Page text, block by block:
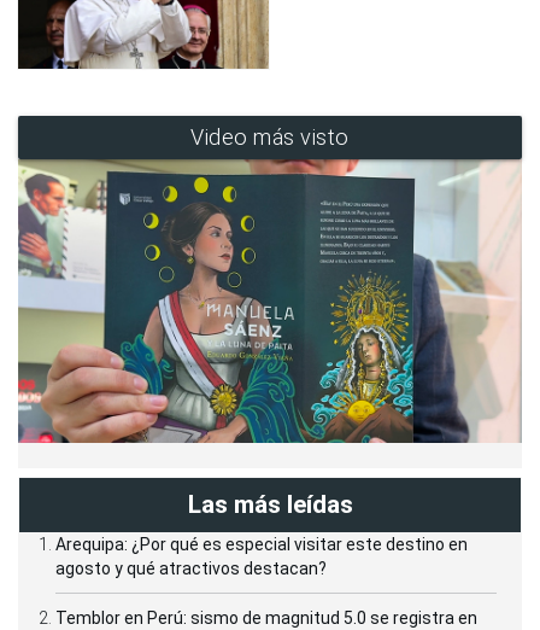
Video más visto
Las más leídas
Arequipa: ¿Por qué es especial visitar este destino en
agosto y qué atractivos destacan?
Temblor en Perú: sismo de magnitud 5.0 se registra en